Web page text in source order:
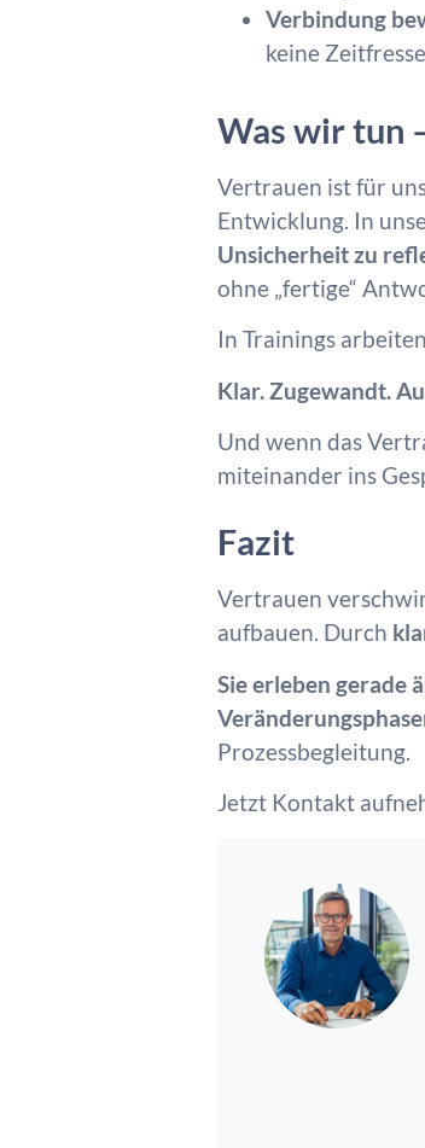
Verbindung
keine
Was wir tun
Vertrauen ist für
Entwicklung. In
Unsicherheit zu
ohne „fertige“
In Trainings
Klar. Zugewandt.
Und wenn das
miteinander ins
Fazit
Vertrauen
aufbauen. Durch
Sie erleben gerade
Prozessbegleitung.
Jetzt Kontakt